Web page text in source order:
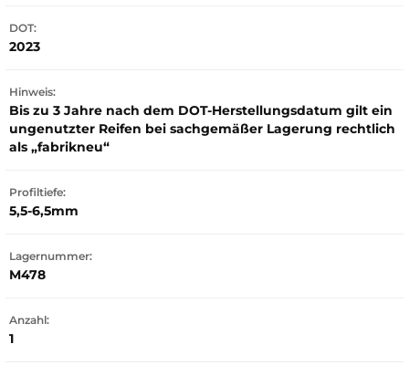
DOT:
2023
Hinweis:
Bis zu 3 Jahre nach dem DOT-Herstellungsdatum gilt ein
ungenutzter Reifen bei sachgemäßer Lagerung rechtlich
als „fabrikneu“
Profiltiefe:
5,5-6,5mm
Lagernummer:
M478
Anzahl:
1